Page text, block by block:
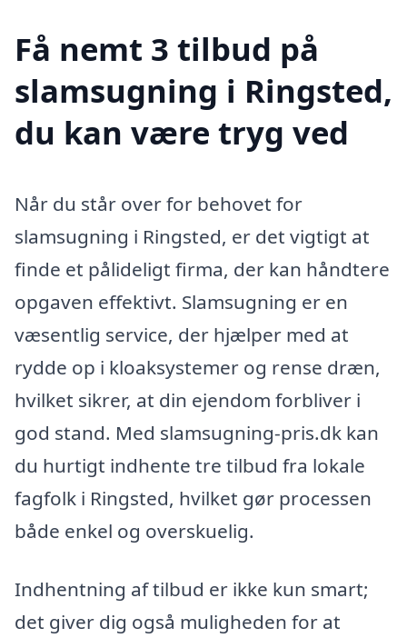
Få nemt 3 tilbud på
slamsugning i Ringsted,
du kan være tryg ved
Når du står over for behovet for
slamsugning i Ringsted, er det vigtigt at
finde et pålideligt firma, der kan håndtere
opgaven effektivt. Slamsugning er en
væsentlig service, der hjælper med at
rydde op i kloaksystemer og rense dræn,
hvilket sikrer, at din ejendom forbliver i
god stand. Med slamsugning-pris.dk kan
du hurtigt indhente tre tilbud fra lokale
fagfolk i Ringsted, hvilket gør processen
både enkel og overskuelig.
Indhentning af tilbud er ikke kun smart;
det giver dig også muligheden for at